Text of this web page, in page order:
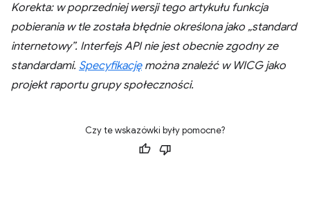
Korekta: w poprzedniej wersji tego artykułu funkcja
pobierania w tle została błędnie określona jako „standard
internetowy”. Interfejs API nie jest obecnie zgodny ze
standardami. Specyfikacjęmożna znaleźć w WICG jako
projekt raportu grupy społeczności.
Czy te wskazówki były pomocne?